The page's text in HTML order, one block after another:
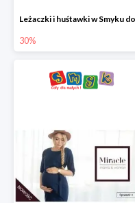
30%